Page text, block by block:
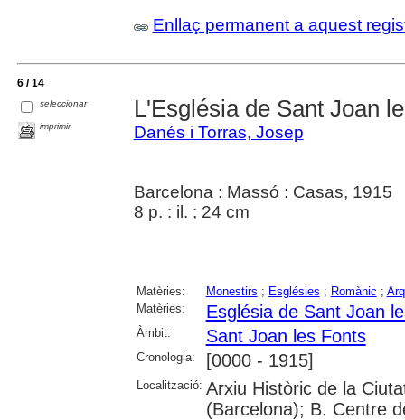
Enllaç permanent a aquest
6 / 14
seleccionar
imprimir
L'Església de Sant Joan
Danés i Torras, Josep
Barcelona : Massó : Casas, 1915
8 p. : il. ; 24 cm
Matèries: Monestirs ; Esglésies ; Romànic ;
Matèries:
Església de Sant Joan
Àmbit: Sant Joan les Fonts
Cronologia: [0000 - 1915]
Localització: Arxiu Històric de la
(Barcelona); B. Centre